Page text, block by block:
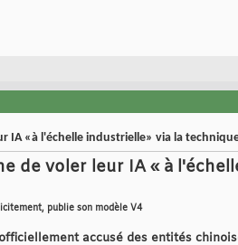
IA «à l'échelle industrielle» via la
de voler leur IA « à
publie son modèle V4
accusé des entités